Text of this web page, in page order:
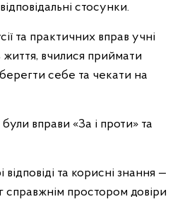
стосунки.
та практичних вправ учні
життя, вчилися приймати
берегти себе та чекати на
вправи «За і проти» та
та корисні знання —
справжнім простором довіри